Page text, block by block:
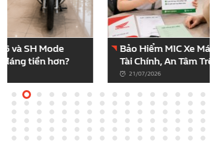
Bảo Hiểm MIC Xe Máy – Giải Pháp Bảo Vệ
Tài Chính, An Tâm Trên Mọi Hành Trình